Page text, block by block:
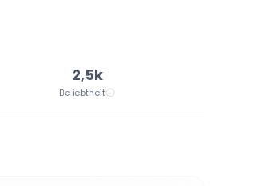
2,5k
Beliebtheit